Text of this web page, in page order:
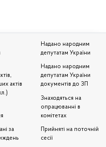
актів
за
Надано народним
депутатам України
Надано народним
депутатам України
документів до ЗП
Знаходяться на
опрацюванні в
комітетах
Прийняті на поточній
сесії